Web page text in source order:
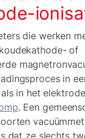
die werken
of
in
in het
. Een
dat ze slechts